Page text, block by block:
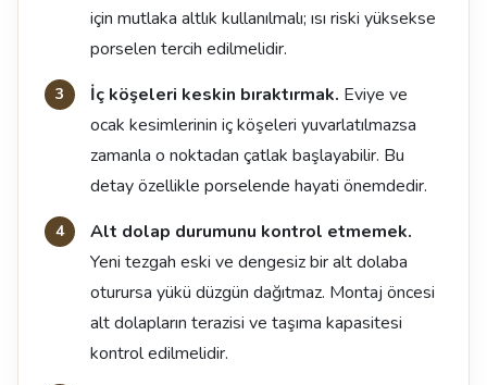
için mutlaka altlık kullanılmalı; ısı riski yüksekse
porselen tercih edilmelidir.
İç köşeleri keskin bıraktırmak. Eviye ve
ocak kesimlerinin iç köşeleri yuvarlatılmazsa
zamanla o noktadan çatlak başlayabilir. Bu
detay özellikle porselende hayati önemdedir.
Alt dolap durumunu kontrol etmemek.
Yeni tezgah eski ve dengesiz bir alt dolaba
oturursa yükü düzgün dağıtmaz. Montaj öncesi
alt dolapların terazisi ve taşıma kapasitesi
kontrol edilmelidir.